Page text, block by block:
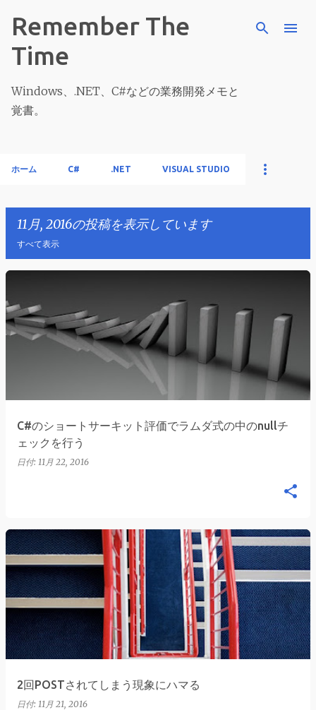
スキップしてメイン コンテンツに移動
Remember The
Time
Windows、.NET、C#などの業務開発メモと
覚書。
ホーム C# .NET VISUAL STUDIO
11月, 2016の投稿を表示しています
すべて表示
投
稿
C#のショートサーキット評価でラムダ式の中のnullチ
ェックを行う
日付: 11月 22, 2016
2回POSTされてしまう現象にハマる
日付: 11月 21, 2016